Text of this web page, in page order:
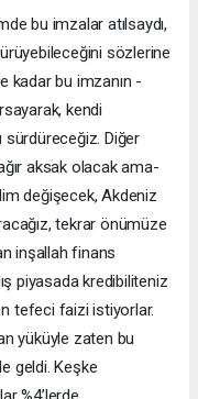
bu imzalar atılsaydı,
sözlerine
kadar bu imzanın -
kendi
sürdüreceğiz. Diğer
aksak olacak ama-
değişecek, Akdeniz
tekrar önümüze
inşallah finans
piyasada kredibiliteniz
tefeci faizi istiyorlar.
yüküyle zaten bu
geldi. Keşke